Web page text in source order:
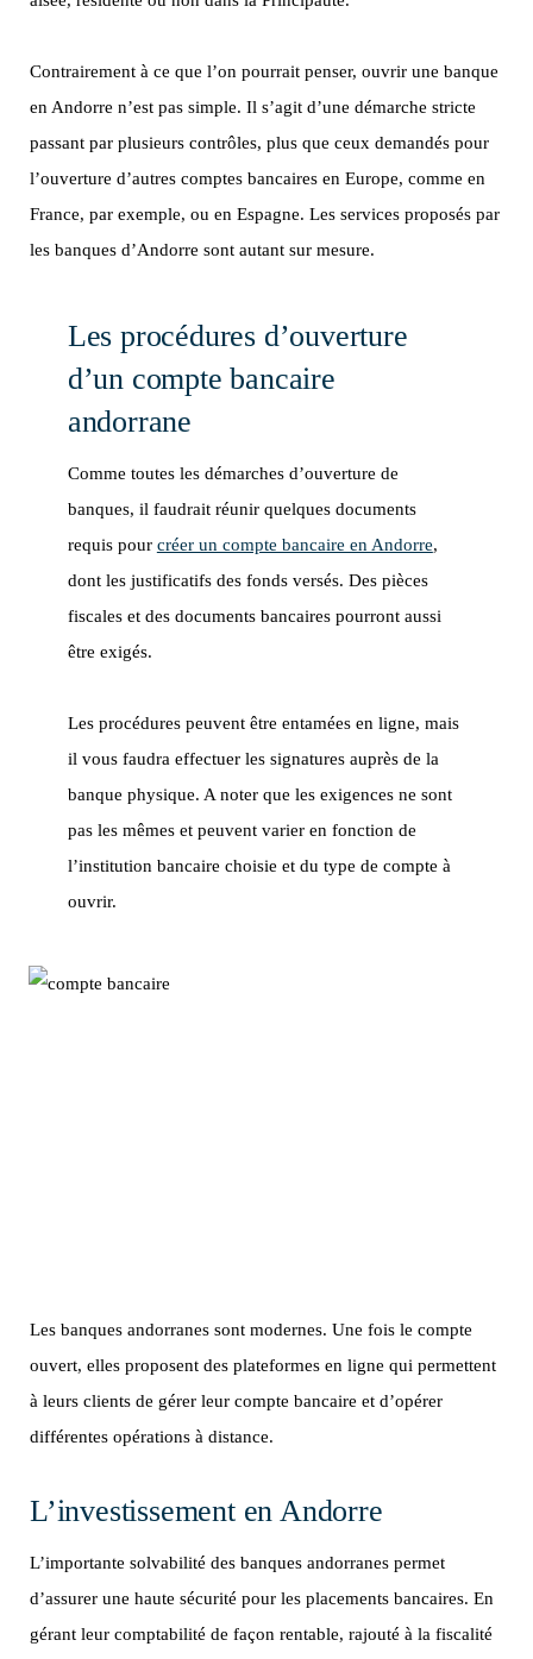
Contrairement à ce que l’on pourrait penser, ouvrir une banque
en Andorre n’est pas simple. Il s’agit d’une démarche stricte
passant par plusieurs contrôles, plus que ceux demandés pour
l’ouverture d’autres comptes bancaires en Europe, comme en
France, par exemple, ou en Espagne. Les services proposés par
les banques d’Andorre sont autant sur mesure.
Les procédures d’ouverture
d’un compte bancaire
andorrane
Comme toutes les démarches d’ouverture de
banques, il faudrait réunir quelques documents
requis pour créer un compte bancaire en Andorre,
dont les justificatifs des fonds versés. Des pièces
fiscales et des documents bancaires pourront aussi
être exigés.
Les procédures peuvent être entamées en ligne, mais
il vous faudra effectuer les signatures auprès de la
banque physique. A noter que les exigences ne sont
pas les mêmes et peuvent varier en fonction de
l’institution bancaire choisie et du type de compte à
ouvrir.
Les banques andorranes sont modernes. Une fois le compte
ouvert, elles proposent des plateformes en ligne qui permettent
à leurs clients de gérer leur compte bancaire et d’opérer
différentes opérations à distance.
L’investissement en Andorre
L’importante solvabilité des banques andorranes permet
d’assurer une haute sécurité pour les placements bancaires. En
gérant leur comptabilité de façon rentable, rajouté à la fiscalité